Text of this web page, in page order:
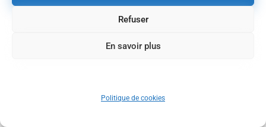
Refuser
En savoir plus
Politique de cookies